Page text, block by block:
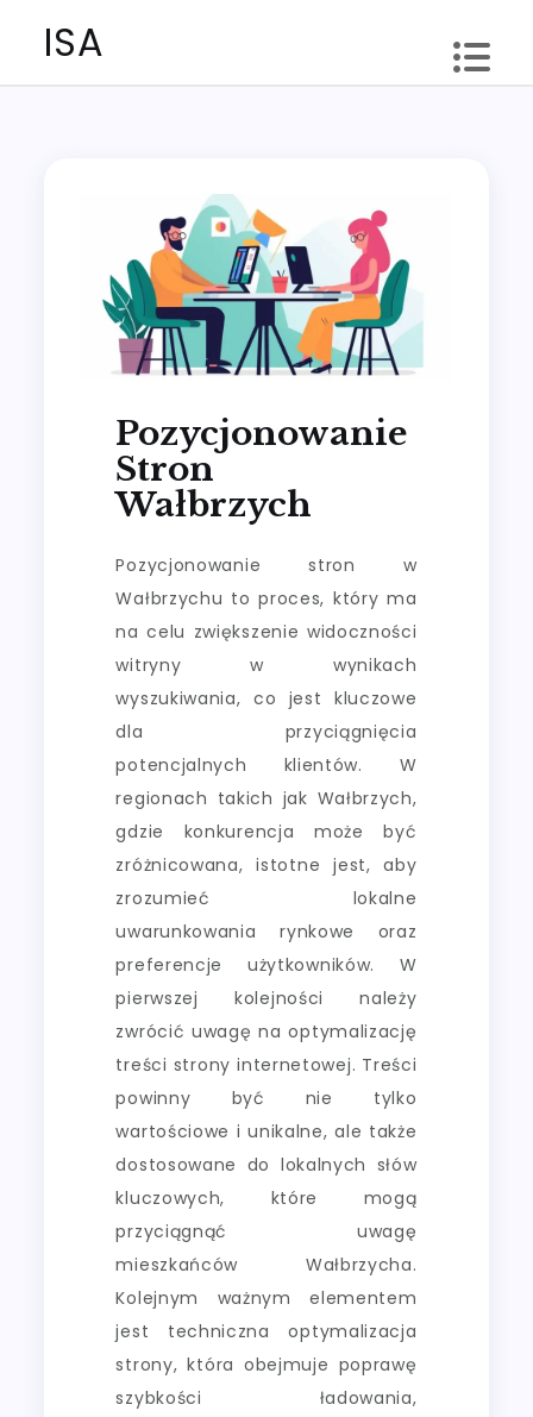
ISA
Pozycjonowanie
Stron
Wałbrzych
Pozycjonowanie stron w
Wałbrzychu to proces, który ma
na celu zwiększenie widoczności
witryny w wynikach
wyszukiwania, co jest kluczowe
dla przyciągnięcia
potencjalnych klientów. W
regionach takich jak Wałbrzych,
gdzie konkurencja może być
zróżnicowana, istotne jest, aby
zrozumieć lokalne
uwarunkowania rynkowe oraz
preferencje użytkowników. W
pierwszej kolejności należy
zwrócić uwagę na optymalizację
treści strony internetowej. Treści
powinny być nie tylko
wartościowe i unikalne, ale także
dostosowane do lokalnych słów
kluczowych, które mogą
przyciągnąć uwagę
mieszkańców Wałbrzycha.
Kolejnym ważnym elementem
jest techniczna optymalizacja
strony, która obejmuje poprawę
szybkości ładowania,